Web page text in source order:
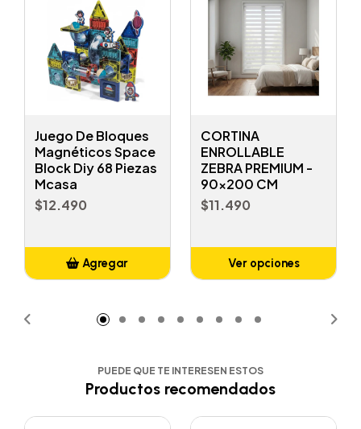
Juego De Bloques
Magnéticos Space
Block Diy 68 Piezas
Mcasa
$12.490
Agregar
CORTINA
ENROLLABLE
ZEBRA PREMIUM -
90x200 CM
$11.490
Ver opciones
PUEDE QUE TE INTERESEN ESTOS
Productos recomendados